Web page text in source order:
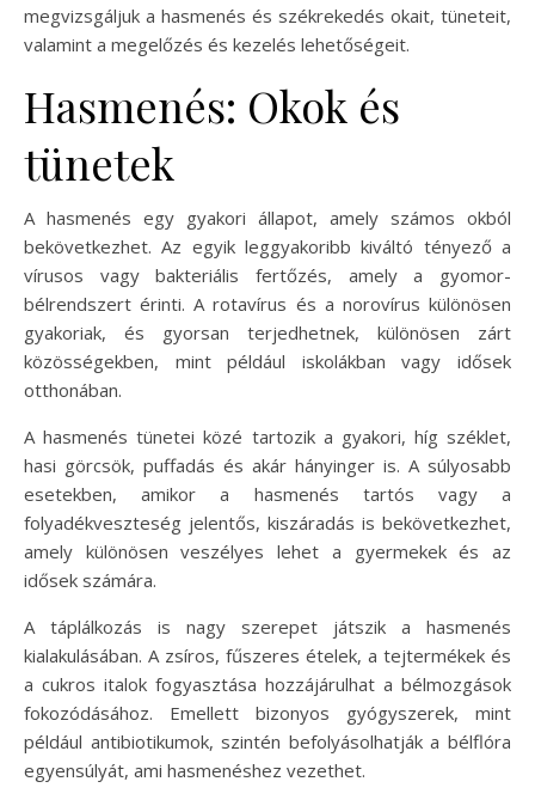
megvizsgáljuk a hasmenés és székrekedés okait, tüneteit,
valamint a megelőzés és kezelés lehetőségeit.
Hasmenés: Okok és
tünetek
A hasmenés egy gyakori állapot, amely számos okból
bekövetkezhet. Az egyik leggyakoribb kiváltó tényező a
vírusos vagy bakteriális fertőzés, amely a gyomor-
bélrendszert érinti. A rotavírus és a norovírus különösen
gyakoriak, és gyorsan terjedhetnek, különösen zárt
közösségekben, mint például iskolákban vagy idősek
otthonában.
A hasmenés tünetei közé tartozik a gyakori, híg széklet,
hasi görcsök, puffadás és akár hányinger is. A súlyosabb
esetekben, amikor a hasmenés tartós vagy a
folyadékveszteség jelentős, kiszáradás is bekövetkezhet,
amely különösen veszélyes lehet a gyermekek és az
idősek számára.
A táplálkozás is nagy szerepet játszik a hasmenés
kialakulásában. A zsíros, fűszeres ételek, a tejtermékek és
a cukros italok fogyasztása hozzájárulhat a bélmozgások
fokozódásához. Emellett bizonyos gyógyszerek, mint
például antibiotikumok, szintén befolyásolhatják a bélflóra
egyensúlyát, ami hasmenéshez vezethet.